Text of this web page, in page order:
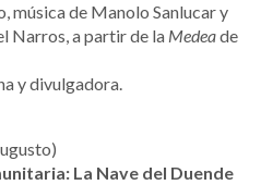
música de Manolo Sanlucar y
Narros, a partir de la Medeade
y divulgadora.
La Nave del Duende